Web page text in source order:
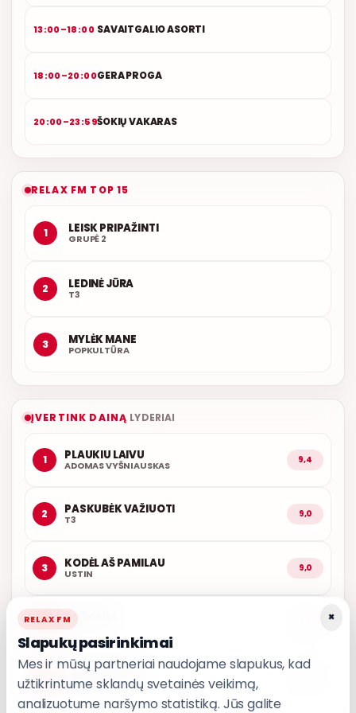
13:00–18:00 SAVAITGALIO ASORTI
18:00–20:00GERA PROGA
20:00–23:59ŠOKIŲ VAKARAS
RELAX FM TOP 15
1 LEISK PRIPAŽINTI
GRUPĖ 2
2 LEDINĖ JŪRA
T3
3 MYLĖK MANE
POPKULTŪRA
ĮVERTINK DAINĄ LYDERIAI
1 PLAUKIU LAIVU
ADOMAS VYŠNIAUSKAS 9,4
2 PASKUBĖK VAŽIUOTI
T3 9,0
3 KODĖL AŠ PAMILAU
USTIN 9,0
4 KAŽKADA
IŠ MANO ŠIRDIES
GRUPĖ 2
×
RELAX FM
Slapukų pasirinkimai
Mes ir mūsų partneriai naudojame slapukus, kad
užtikrintume sklandų svetainės veikimą,
analizuotume naršymo statistiką. Jūs galite